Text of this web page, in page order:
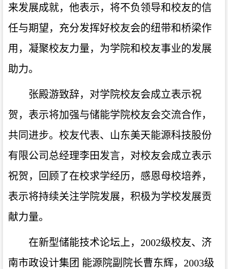
来发展成就，他表示，将不负领导和校友的信
任与期望，充分发挥好校友会的纽带和桥梁作
用，凝聚校友力量，为学院和校友事业的发展
助力。
张殿游致辞，对学院校友会成立表示祝
贺，表示将加强与储能学院校友会交流合作，
共同进步。校友代表、山东美天能源科技股份
有限公司总经理李田发言，对校友会成立表示
祝贺，回顾了在校求学经历，感恩母校培养，
表示将持续关注学院发展，积极为学校发展贡
献力量。
在新型储能技术论坛上，2002级校友、济
南市政设计集团 能源院副院长曹东辉，2003级